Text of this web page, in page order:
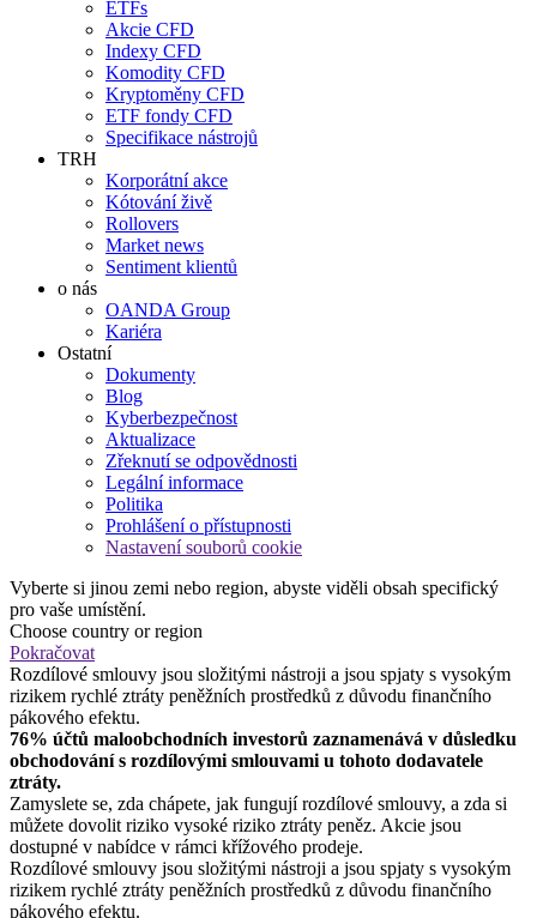
ETFs
Akcie CFD
Indexy CFD
Komodity CFD
Kryptoměny CFD
ETF fondy CFD
Specifikace nástrojů
TRH
Korporátní akce
Kótování živě
Rollovers
Market news
Sentiment klientů
o nás
OANDA Group
Kariéra
Ostatní
Dokumenty
Blog
Kyberbezpečnost
Aktualizace
Zřeknutí se odpovědnosti
Legální informace
Politika
Prohlášení o přístupnosti
Nastavení souborů cookie
Vyberte si jinou zemi nebo region, abyste viděli obsah specifický
pro vaše umístění.
Choose country or region
Pokračovat
Rozdílové smlouvy jsou složitými nástroji a jsou spjaty s vysokým
rizikem rychlé ztráty peněžních prostředků z důvodu finančního
pákového efektu.
76% účtů maloobchodních investorů zaznamenává v důsledku
obchodování s rozdílovými smlouvami u tohoto dodavatele
ztráty.
Zamyslete se, zda chápete, jak fungují rozdílové smlouvy, a zda si
můžete dovolit riziko vysoké riziko ztráty peněz. Akcie jsou
dostupné v nabídce v rámci křížového prodeje.
Rozdílové smlouvy jsou složitými nástroji a jsou spjaty s vysokým
rizikem rychlé ztráty peněžních prostředků z důvodu finančního
pákového efektu.